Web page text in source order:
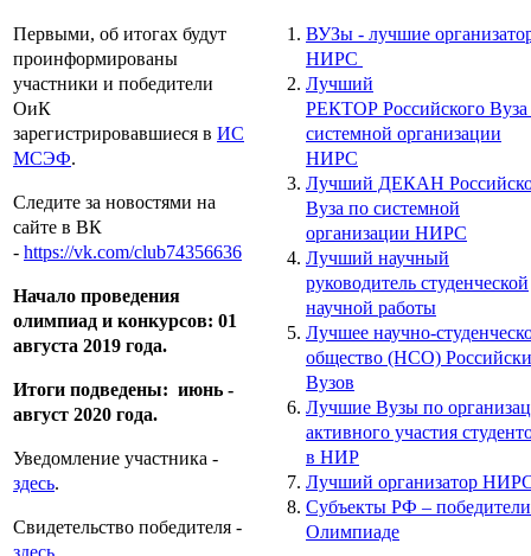
Первыми, об итогах будут
проинформированы
участники и победители
ОиК
зарегистрировавшиеся в ИС
МСЭФ.
Следите за новостями на
сайте в ВК
- https://vk.com/club74356636
Начало проведения
олимпиад и конкурсов: 01
августа 2019 года.
Итоги подведены: июнь -
август 2020 года.
Уведомление участника -
здесь.
Свидетельство победителя -
здесь.
ВУЗы - лучшие
НИРС
Лучший
РЕКТОР Российского Вуза
системной организации
НИРС
Лучший ДЕКАН
Вуза по системной
организации НИРС
Лучший научный
руководитель студенческой
научной работы
Лучшее научно-
общество (НСО)
Вузов
Лучшие Вузы по
активного участия
в НИР
Лучший организатор
Субъекты РФ –
Олимпиаде